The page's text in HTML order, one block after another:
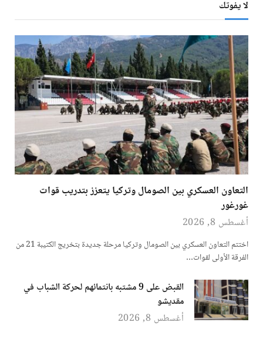
لا يفوتك
التعاون العسكري بين الصومال وتركيا يتعزز بتدريب قوات
غورغور
أغسطس 8, 2026
اختتم التعاون العسكري بين الصومال وتركيا مرحلة جديدة بتخريج الكتيبة 21 من
الفرقة الأولى لقوات…
القبض على 9 مشتبه بانتمائهم لحركة الشباب في
مقديشو
أغسطس 8, 2026